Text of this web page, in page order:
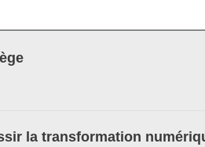
la transformation